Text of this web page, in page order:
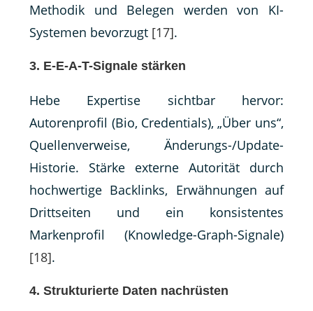
Methodik und Belegen werden von KI-
Systemen bevorzugt [17].
3. E-E-A-T-Signale stärken
Hebe Expertise sichtbar hervor:
Autorenprofil (Bio, Credentials), „Über uns“,
Quellenverweise, Änderungs-/Update-
Historie. Stärke externe Autorität durch
hochwertige Backlinks, Erwähnungen auf
Drittseiten und ein konsistentes
Markenprofil (Knowledge-Graph-Signale)
[18].
4. Strukturierte Daten nachrüsten